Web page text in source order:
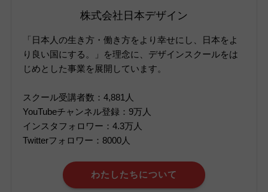
株式会社日本デザイン
「日本人の生き方・働き方をより幸せにし、日本をよ
り良い国にする。」を理念に、デザインスクールをは
じめとした事業を展開しています。
スクール受講者数：4,881人
YouTubeチャンネル登録：9万人
インスタフォロワー：4.3万人
Twitterフォロワー：8000人
わたしたちについて